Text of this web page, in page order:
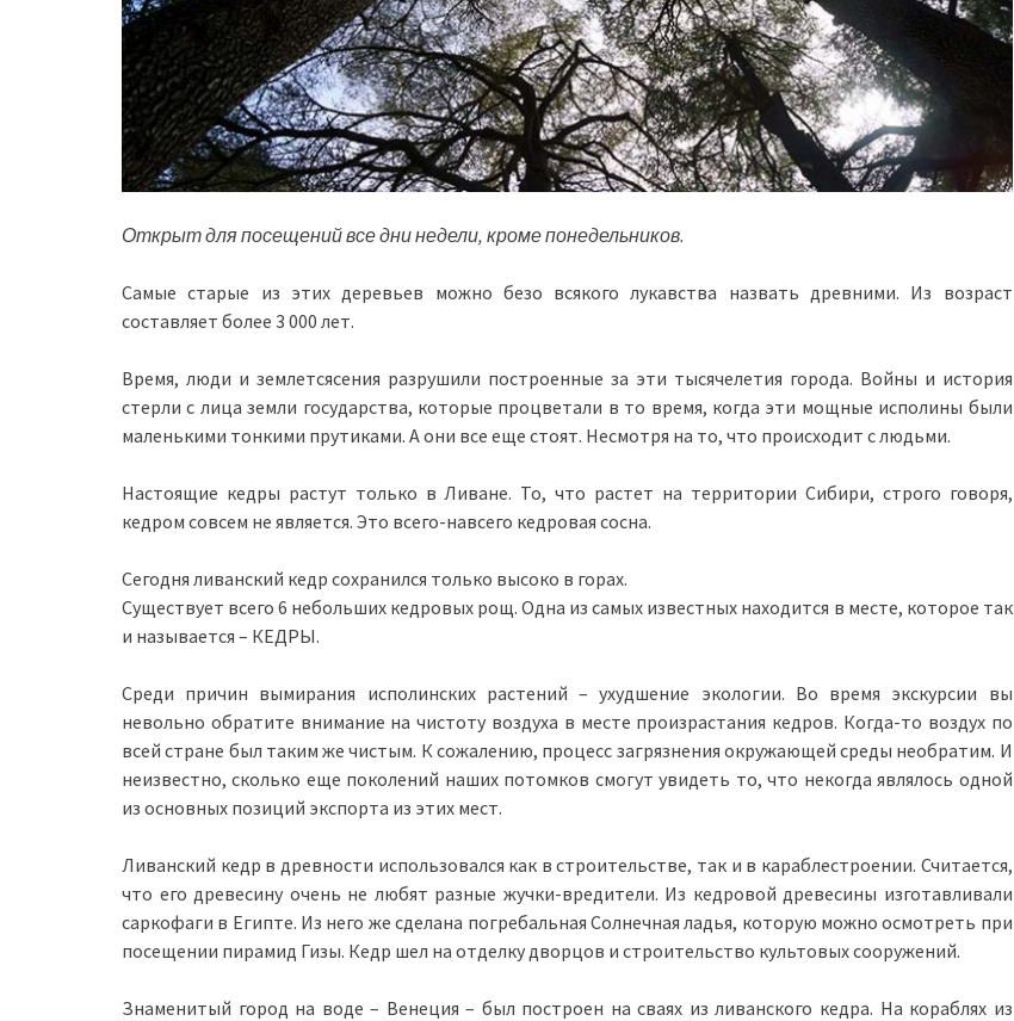
Открыт для посещений все дни недели, кроме понедельников.
Самые старые из этих деревьев можно безо всякого лукавства назвать древними. Из возраст
составляет более 3 000 лет.
Время, люди и землетсясения разрушили построенные за эти тысячелетия города. Войны и история
стерли с лица земли государства, которые процветали в то время, когда эти мощные исполины были
маленькими тонкими прутиками. А они все еще стоят. Несмотря на то, что происходит с людьми.
Настоящие кедры растут только в Ливане. То, что растет на территории Сибири, строго говоря,
кедром совсем не является. Это всего-навсего кедровая сосна.
Сегодня ливанский кедр сохранился только высоко в горах.
Существует всего 6 небольших кедровых рощ. Одна из самых известных находится в месте, которое так
и называется – КЕДРЫ.
Среди причин вымирания исполинских растений – ухудшение экологии. Во время экскурсии вы
невольно обратите внимание на чистоту воздуха в месте произрастания кедров. Когда-то воздух по
всей стране был таким же чистым. К сожалению, процесс загрязнения окружающей среды необратим. И
неизвестно, сколько еще поколений наших потомков смогут увидеть то, что некогда являлось одной
из основных позиций экспорта из этих мест.
Ливанский кедр в древности использовался как в строительстве, так и в караблестроении. Считается,
что его древесину очень не любят разные жучки-вредители. Из кедровой древесины изготавливали
саркофаги в Египте. Из него же сделана погребальная Солнечная ладья, которую можно осмотреть при
посещении пирамид Гизы. Кедр шел на отделку дворцов и строительство культовых сооружений.
Знаменитый город на воде – Венеция – был построен на сваях из ливанского кедра. На кораблях из